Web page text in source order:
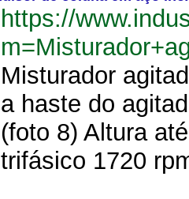
https://
Misturador
a haste do
(foto 8) Altura
trifásico 1720